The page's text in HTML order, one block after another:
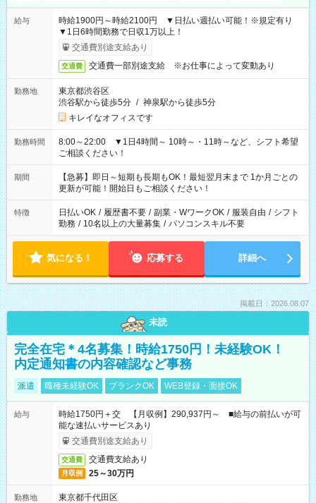
給与
時給1900円～時給2100円 ▼日払い週払い可能！※規定有り
▼1日6時間勤務で日収1万以上！
交通費別途支給あり
交通費 交通費一部別途支給 ※お仕事によって変動あり
勤務地
東京都渋谷区
渋谷駅から徒歩5分 / 神泉駅から徒歩5分
キレイなオフィスです
勤務時間
8:00～22:00 ▼1日4時間～ 10時～・11時～など、シフト希望
ご相談ください！
期間
【急募】即日～短期も長期もOK！最短翌月末まで 1か月ごとの
更新が可能！開始日もご相談ください！
特徴 日払いOK / 履歴書不要 / 副業・WワークOK / 服装自由 / シフト
勤務 / 10名以上の大量募集 / パソコンスキル不要
気になる！ 応募する 詳細へ
掲載日：2026.08.07
未読
完全在宅＊4名募集！時給1750円！未経験OK！
内定通知書の内容確認など事務
派遣 職種未経験OK ブランクOK WEB登録・面接OK
給与
時給1750円＋交 【月収例】290,937円～ ■給与の前払いが可
能な速払いサービスあり
交通費別途支給あり
交通費 交通費支給あり
月収例 25～30万円
勤務地
東京都千代田区